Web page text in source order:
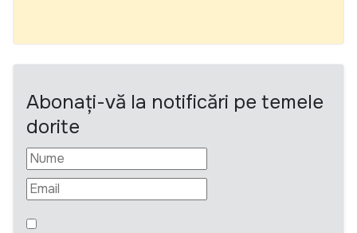
Abonați-vă la notificări pe temele
dorite